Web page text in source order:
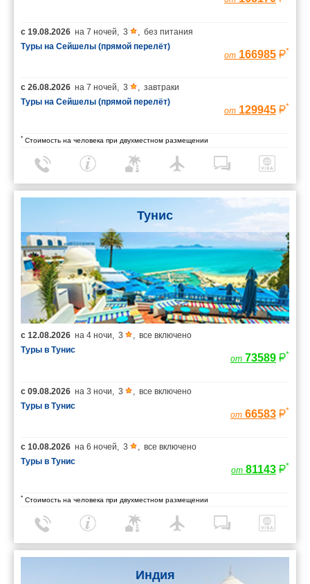
с 19.08.2026 на 7 ночей 3
без питания
Туры на Сейшелы (прямой перелёт)
от 166985 *
с 26.08.2026 на 7 ночей 3
завтраки
Туры на Сейшелы (прямой перелёт)
от 129945 *
* Стоимость на человека при двухместном размещении
Тунис
с 12.08.2026 на 4 ночи, 3 , все включено
Туры в Тунис
от 73589 *
с 09.08.2026 на 3 ночи, 3 , все включено
Туры в Тунис
от 66583 *
с 10.08.2026 на 6 ночей, 3 , все включено
Туры в Тунис
от 81143 *
* Стоимость на человека при двухместном размещении
Индия